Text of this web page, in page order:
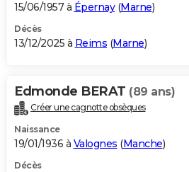
15/06/1957 à Épernay(Marne)
Décès
13/12/2025 à Reims (Marne)
Edmonde BERAT (89 ans)
Créer une cagnotte obsèques
Naissance
19/01/1936 à Valognes (Manche)
Décès